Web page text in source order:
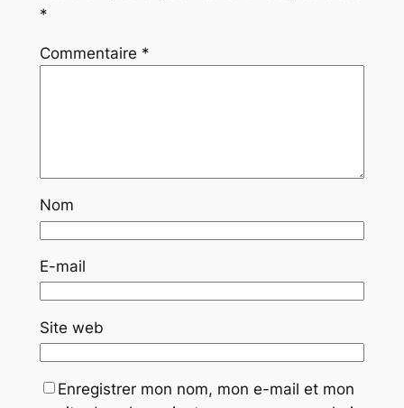
*
Commentaire *
Nom
E-mail
Site web
Enregistrer mon nom, mon e-mail et mon